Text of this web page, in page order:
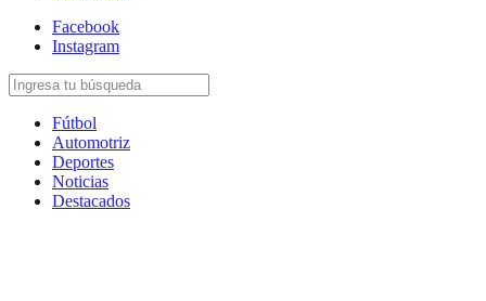
Facebook
Instagram
Fútbol
Automotriz
Deportes
Noticias
Destacados